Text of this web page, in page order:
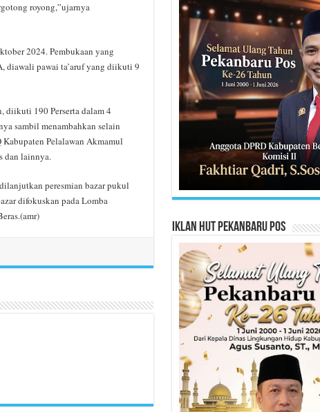
royong,”ujarnya
2024. Pembukaan yang
diawali pawai ta’aruf yang diikuti 9
diikuti 190 Perserta dalam 4
sambil menambahkan selain
Pelalawan Akmamul
dan lainnya.
peresmian bazar pukul
difokuskan pada Lomba
Iklan HUT Pekanbaru Pos